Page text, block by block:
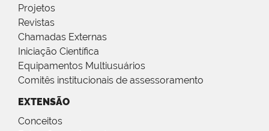
Projetos
Revistas
Chamadas Externas
Iniciação Científica
Equipamentos Multiusuários
Comitês institucionais de assessoramento
EXTENSÃO
Conceitos